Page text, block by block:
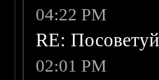
04:22 PM
RE:
02:01 PM